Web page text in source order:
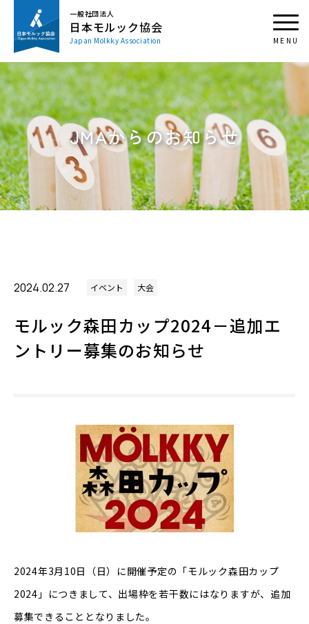
一般社団法人
日本モルック協会
Japan Mölkky Association
JMAからのお知らせ
2024.02.27 イベント 大会
モルック森田カップ2024－追加エ
ントリー募集のお知らせ
2024年3月10日（日）に開催予定の「モルック森田カップ
2024」につきまして、出場枠を若干数にはなりますが、追加
募集できることとなりました。